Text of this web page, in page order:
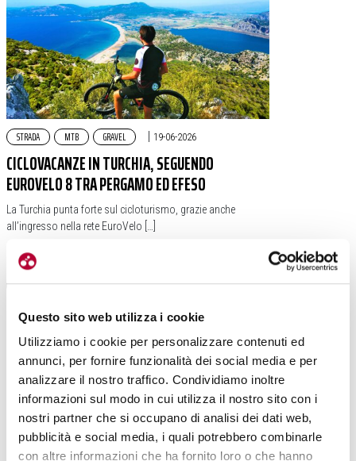
Questo sito web utilizza i cookie
Utilizziamo i cookie per personalizzare contenuti ed
annunci, per fornire funzionalità dei social media e per
analizzare il nostro traffico. Condividiamo inoltre
informazioni sul modo in cui utilizza il nostro sito con i
nostri partner che si occupano di analisi dei dati web,
pubblicità e social media, i quali potrebbero combinarle
con altre informazioni che ha fornito loro o che hanno
STRADA MTB GRAVEL | 19-06-2026
CICLOVACANZE IN TURCHIA, SEGUENDO
EUROVELO 8 TRA PERGAMO ED EFESO
La Turchia punta forte sul cicloturismo, grazie anche
all’ingresso nella rete EuroVelo […]
#EUROVELO
TUTTE LE CATEGORIE DEL MAGAZINE